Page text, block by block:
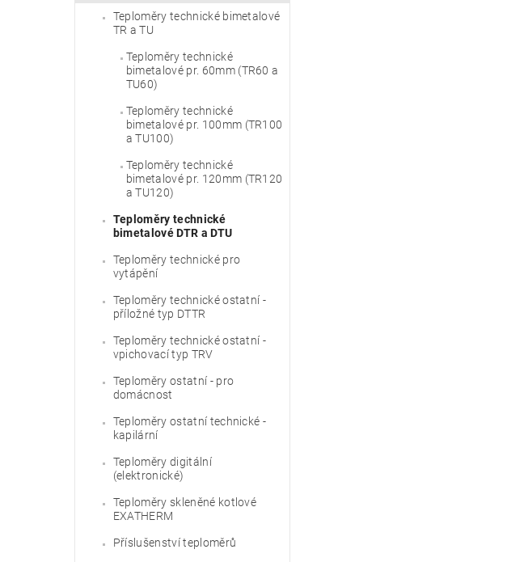
Teploměry technické bimetalové
TR a TU
Teploměry technické
bimetalové pr. 60mm (TR60 a
TU60)
Teploměry technické
bimetalové pr. 100mm (TR100
a TU100)
Teploměry technické
bimetalové pr. 120mm (TR120
a TU120)
Teploměry technické
bimetalové DTR a DTU
Teploměry technické pro
vytápění
Teploměry technické ostatní -
příložné typ DTTR
Teploměry technické ostatní -
vpichovací typ TRV
Teploměry ostatní - pro
domácnost
Teploměry ostatní technické -
kapilární
Teploměry digitální
(elektronické)
Teploměry skleněné kotlové
EXATHERM
Příslušenství teploměrů